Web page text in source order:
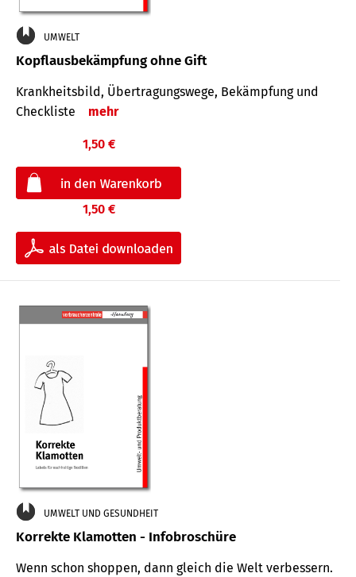
UMWELT
Kopflausbekämpfung ohne Gift
Krankheits­bild, Übertra­gungs­wege, Bekämpfung und
Check­liste
mehr
1,50 €
1,50 €
UMWELT UND GESUNDHEIT
Korrekte Klamotten - Infobroschüre
Wenn schon shoppen, dann gleich die Welt verbessern.